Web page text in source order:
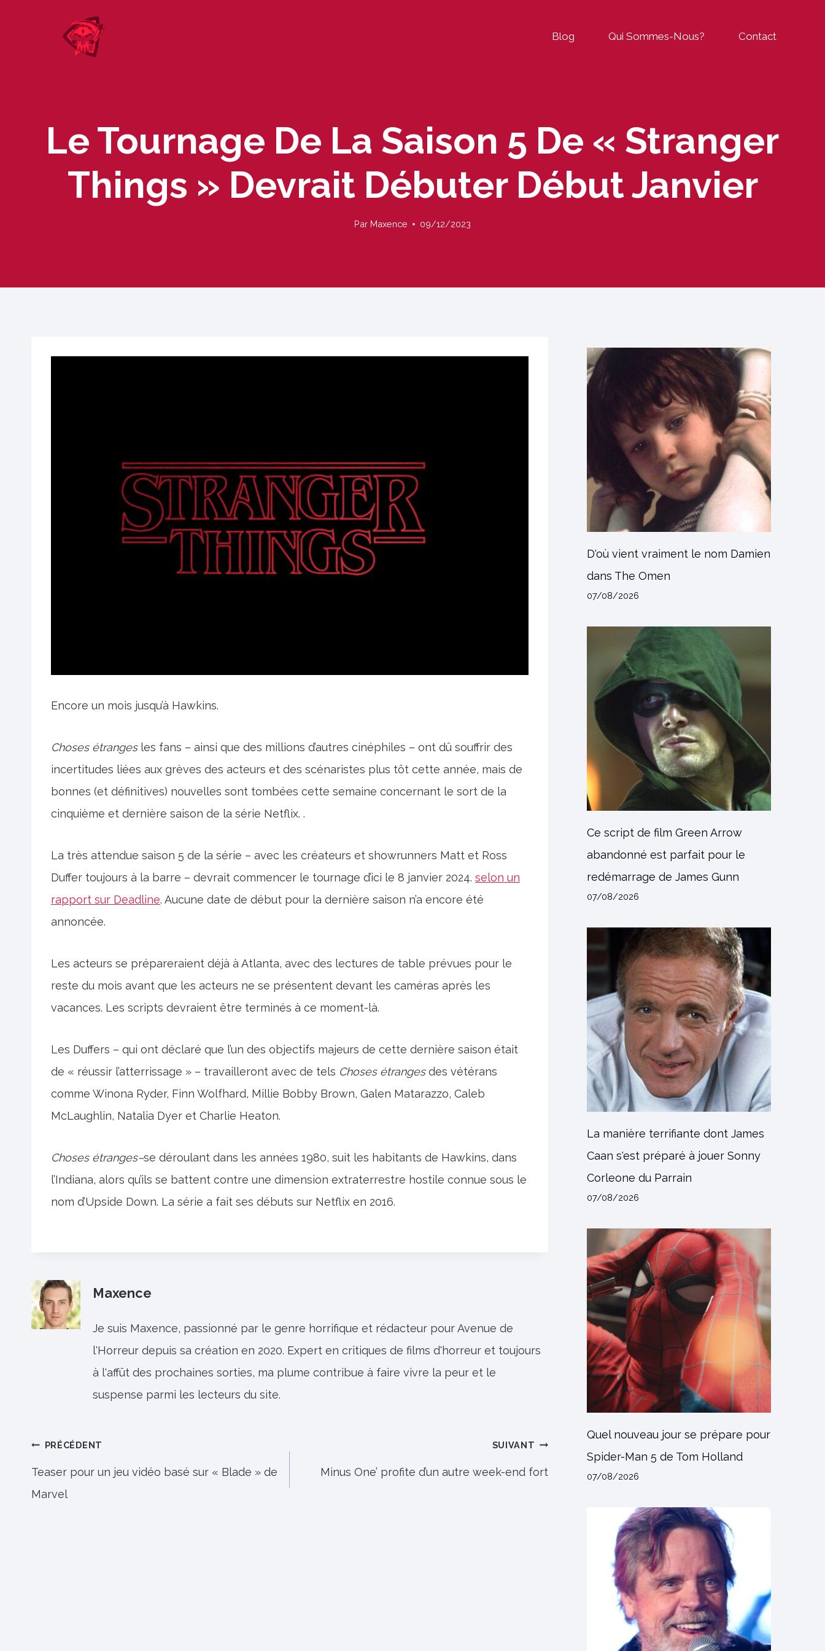
Blog Qui Sommes-Nous? Contact
Le Tournage De La Saison 5 De « Stranger
Things » Devrait Débuter Début Janvier
Par Maxence 09/12/2023
Encore un mois jusqu’à Hawkins.
Choses étrangesles fans – ainsi que des millions d’autres cinéphiles – ont dû souffrir des
incertitudes liées aux grèves des acteurs et des scénaristes plus tôt cette année, mais de
bonnes (et définitives) nouvelles sont tombées cette semaine concernant le sort de la
cinquième et dernière saison de la série Netflix. .
La très attendue saison 5 de la série – avec les créateurs et showrunners Matt et Ross
Duffer toujours à la barre – devrait commencer le tournage d’ici le 8 janvier 2024. selon un
rapport sur Deadline. Aucune date de début pour la dernière saison n’a encore été
annoncée.
Les acteurs se prépareraient déjà à Atlanta, avec des lectures de table prévues pour le
reste du mois avant que les acteurs ne se présentent devant les caméras après les
vacances. Les scripts devraient être terminés à ce moment-là.
Les Duffers – qui ont déclaré que l’un des objectifs majeurs de cette dernière saison était
de « réussir l’atterrissage » – travailleront avec de tels Choses étrangesdes vétérans
comme Winona Ryder, Finn Wolfhard, Millie Bobby Brown, Galen Matarazzo, Caleb
McLaughlin, Natalia Dyer et Charlie Heaton.
Choses étranges–se déroulant dans les années 1980, suit les habitants de Hawkins, dans
l’Indiana, alors qu’ils se battent contre une dimension extraterrestre hostile connue sous le
nom d’Upside Down. La série a fait ses débuts sur Netflix en 2016.
Maxence
Je suis Maxence, passionné par le genre horrifique et rédacteur pour Avenue de
l'Horreur depuis sa création en 2020. Expert en critiques de films d'horreur et toujours
à l'affût des prochaines sorties, ma plume contribue à faire vivre la peur et le
suspense parmi les lecteurs du site.
Navigation
de
l’article
PRÉCÉDENT
Teaser pour un jeu vidéo basé sur « Blade » de
Marvel
SUIVANT
Minus One’ profite d’un autre week-end fort
D'où vient vraiment le nom Damien
dans The Omen
07/08/2026
Ce script de film Green Arrow
abandonné est parfait pour le
redémarrage de James Gunn
07/08/2026
La manière terrifiante dont James
Caan s'est préparé à jouer Sonny
Corleone du Parrain
07/08/2026
Quel nouveau jour se prépare pour
Spider-Man 5 de Tom Holland
07/08/2026